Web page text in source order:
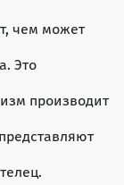
чем может
Это
производит